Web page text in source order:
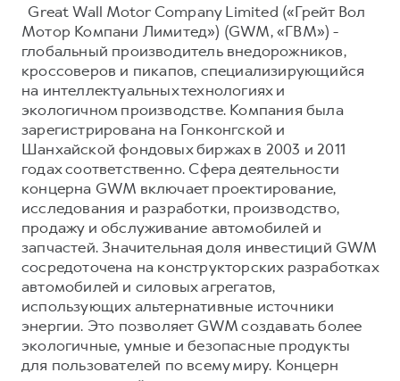
Great Wall Motor Company Limited («Грейт Вол
Мотор Компани Лимитед») (GWM, «ГВМ») -
глобальный производитель внедорожников,
кроссоверов и пикапов, специализирующийся
на интеллектуальных технологиях и
экологичном производстве. Компания была
зарегистрирована на Гонконгской и
Шанхайской фондовых биржах в 2003 и 2011
годах соответственно. Сфера деятельности
концерна GWM включает проектирование,
исследования и разработки, производство,
продажу и обслуживание автомобилей и
запчастей. Значительная доля инвестиций GWM
сосредоточена на конструкторских разработках
автомобилей и силовых агрегатов,
использующих альтернативные источники
энергии. Это позволяет GWM создавать более
экологичные, умные и безопасные продукты
для пользователей по всему миру. Концерн